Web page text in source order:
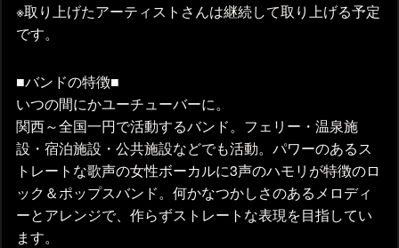
※取り上げたアーティストさんは継続して取り上げる予定
です。
■バンドの特徴■
いつの間にかユーチューバーに。
関西～全国一円で活動するバンド。フェリー・温泉施
設・宿泊施設・公共施設などでも活動。パワーのあるス
トレートな歌声の女性ボーカルに3声のハモリが特徴のロ
ック＆ポップスバンド。何かなつかしさのあるメロディ
ーとアレンジで、作らずストレートな表現を目指してい
ます。